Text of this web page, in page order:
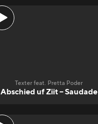
Texter feat. Pretta Poder
Abschied uf Ziit – Saudade